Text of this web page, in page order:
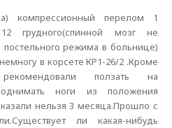
компрессионный перелом 1
грудного(спинной мозг не
режима в больнице)
в корсете КР1-26/2 .Кроме
ползать на
ноги из положения
нельзя 3 месяца.Прошло с
ли какая-нибудь